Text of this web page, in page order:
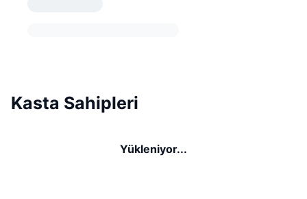
Kasta Sahipleri
Yükleniyor...